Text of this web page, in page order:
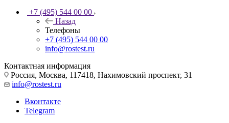
+7 (495) 544 00 00
Назад
Телефоны
+7 (495) 544 00 00
info@rostest.ru
Контактная информация
Россия, Москва, 117418, Нахимовский проспект, 31
info@rostest.ru
Вконтакте
Telegram